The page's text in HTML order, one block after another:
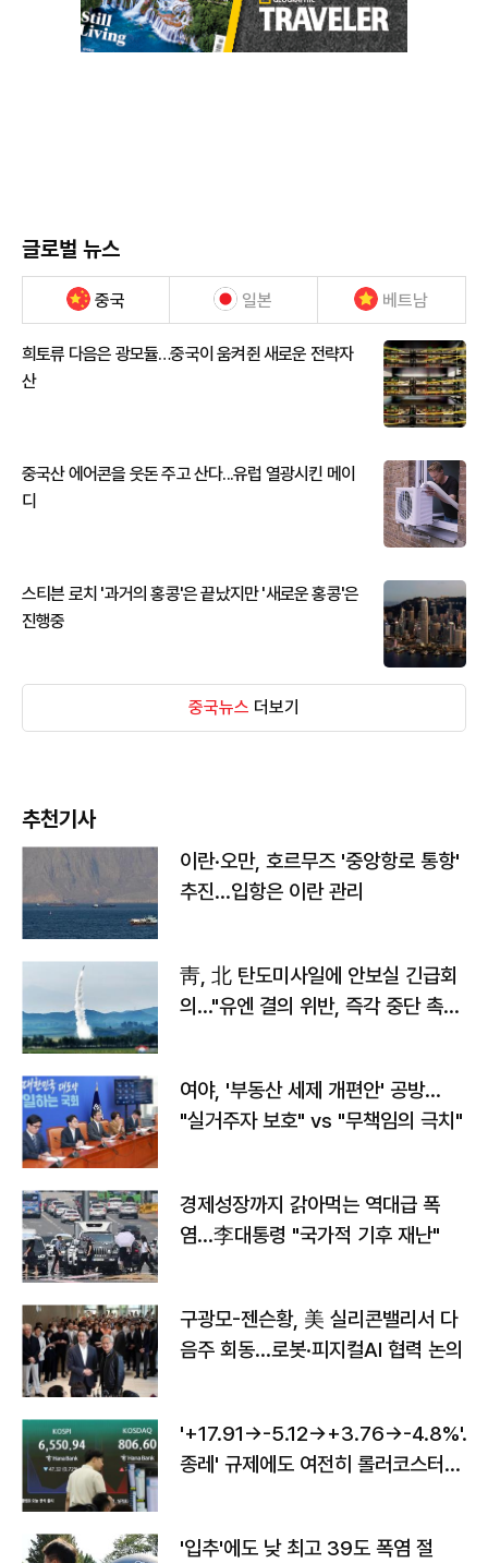
글로벌 뉴스
중국 일본 베트남
희토류 다음은 광모듈…중국이 움켜쥔 새로운 전략자
산
중국산 에어콘을 웃돈 주고 산다...유럽 열광시킨 메이
디
스티븐 로치 '과거의 홍콩'은 끝났지만 '새로운 홍콩'은
진행중
중국뉴스 더보기
추천기사
이란·오만, 호르무즈 '중앙항로 통항'
추진…입항은 이란 관리
靑, 北 탄도미사일에 안보실 긴급회
의…"유엔 결의 위반, 즉각 중단 촉
여야, '부동산 세제 개편안' 공방…
"실거주자 보호" vs "무책임의 극치"
경제성장까지 갉아먹는 역대급 폭
염…李대통령 "국가적 기후 재난"
구광모-젠슨황, 美 실리콘밸리서 다
음주 회동…로봇·피지컬AI 협력 논의
'+17.91→-5.12→+3.76→-4.8%'…'
종레' 규제에도 여전히 롤러코스터
'입추'에도 낮 최고 39도 폭염 절